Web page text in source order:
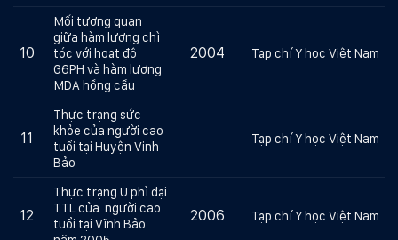
10
Mối tương quan
giữa hàm lượng chì
tóc với hoạt độ
G6PH và hàm lượng
MDA hồng cầu
2004 Tạp chí Y học Việt Nam
11
Thực trạng sức
khỏe của người cao
tuổi tại Huyện Vinh
Bảo
Tạp chí Y học Việt Nam
12
Thực trạng U phì đại
TTL của người cao
tuổi tại Vĩnh Bảo
2006 Tạp chí Y học Việt Nam